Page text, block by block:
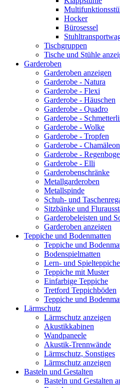
Hocker
Bürosessel
Tischgruppen
Tische und Stühle
Garderoben
Garderoben anzeigen
Garderobe - Natura
Garderobe - Flexi
Garderobe - Häuschen
Garderobe - Quadro
Garderobe -
Garderobe - Wolke
Garderobe - Tropfen
Garderobe - Chamäleon
Garderobe -
Garderobe - Elli
Garderobenschränke
Metallgarderoben
Metallspinde
Schuh- und
Sitzbänke und
Garderobeleisten und
Garderoben anzeigen
Teppiche und Bodenmatten
Teppiche und
Bodenspielmatten
Lern- und Spielteppiche
Teppiche mit Muster
Einfarbige Teppiche
Tretford Teppichböden
Teppiche und
Lärmschutz
Lärmschutz anzeigen
Akustikkabinen
Wandpaneele
Akustik-Trennwände
Lärmschutz, Sonstiges
Lärmschutz anzeigen
Basteln und Gestalten
Basteln und Gestalten